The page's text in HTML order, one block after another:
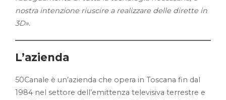
nostra intenzione riuscire a realizzare delle dirette in
3D».
L’azienda
50Canale è un’azienda che opera in Toscana fin dal
1984 nel settore dell’emittenza televisiva terrestre e